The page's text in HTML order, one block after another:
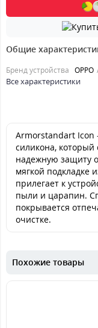
Общие
Бренд устройства OPPO
Все характеристики
Armorstandart Icon
силикона,
надежную защиту
мягкой подкладке
прилегает к
пыли и царапин.
покрывается
очистке.
Похожие товары